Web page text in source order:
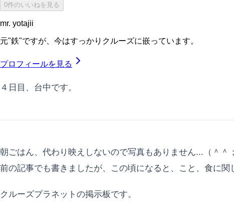
0件のいいねを見る
mr. yotajii
元"鉄"ですが、今はすっかりクルーズに嵌っています。
プロフィールを見る
４日目、台中です。
朝ごはん、代わり映えしないので写真もありません...（＾＾
前の記事でも書きましたが、この頃になると、こと、食に関
クルーズプラネットの掲示板です。